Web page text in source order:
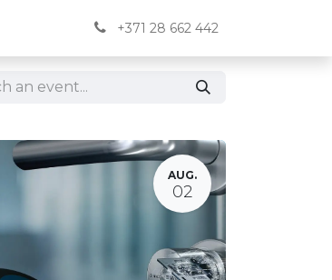
BUJ Kontakti
+371 28 662 442
AUG.
02